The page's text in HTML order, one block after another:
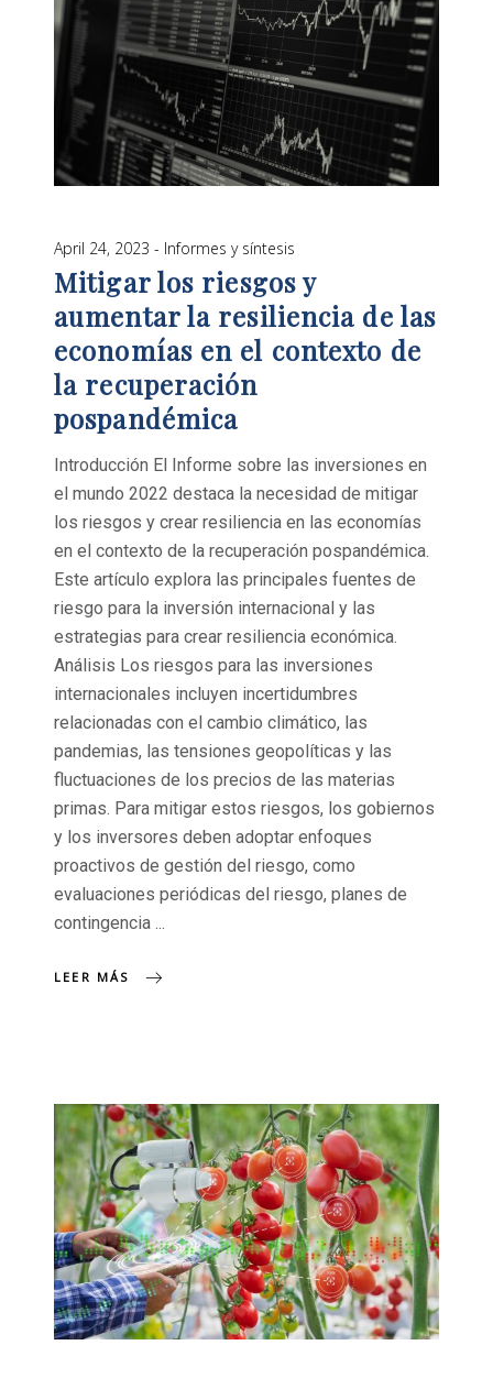
April 24, 2023 Informes y síntesis
Mitigar los riesgos y
aumentar la resiliencia de las
economías en el contexto de
la recuperación
pospandémica
Introducción El Informe sobre las inversiones en
el mundo 2022 destaca la necesidad de mitigar
los riesgos y crear resiliencia en las economías
en el contexto de la recuperación pospandémica.
Este artículo explora las principales fuentes de
riesgo para la inversión internacional y las
estrategias para crear resiliencia económica.
Análisis Los riesgos para las inversiones
internacionales incluyen incertidumbres
relacionadas con el cambio climático, las
pandemias, las tensiones geopolíticas y las
fluctuaciones de los precios de las materias
primas. Para mitigar estos riesgos, los gobiernos
y los inversores deben adoptar enfoques
proactivos de gestión del riesgo, como
evaluaciones periódicas del riesgo, planes de
contingencia
LEER MÁS